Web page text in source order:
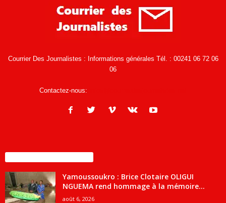
Courrier Des Journalistes : Informations générales Tél. : 00241 06 72 06
06
Contactez-nous:
Yamoussoukro : Brice Clotaire OLIGUI
NGUEMA rend hommage à la mémoire...
août 6, 2026